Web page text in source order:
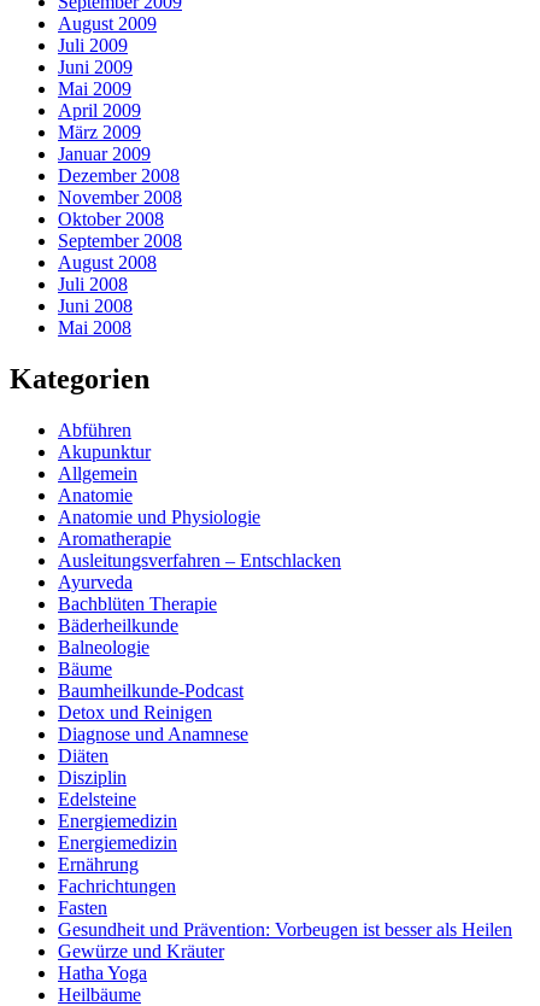
August 2009
Juli 2009
Juni 2009
Mai 2009
April 2009
März 2009
Januar 2009
Dezember 2008
November 2008
Oktober 2008
September 2008
August 2008
Juli 2008
Juni 2008
Mai 2008
Kategorien
Abführen
Akupunktur
Allgemein
Anatomie
Anatomie und Physiologie
Aromatherapie
Ausleitungsverfahren – Entschlacken
Ayurveda
Bachblüten Therapie
Bäderheilkunde
Balneologie
Bäume
Baumheilkunde-Podcast
Detox und Reinigen
Diagnose und Anamnese
Diäten
Disziplin
Edelsteine
Energiemedizin
Energiemedizin
Ernährung
Fachrichtungen
Fasten
Gesundheit und Prävention: Vorbeugen ist besser als Heilen
Gewürze und Kräuter
Hatha Yoga
Heilbäume